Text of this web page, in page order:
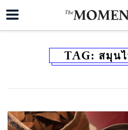
TAG: สมุน